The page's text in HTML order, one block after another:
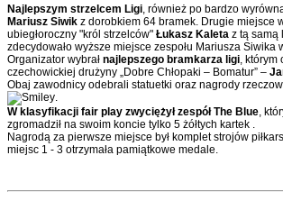
Najlepszym strzelcem Ligi, również po bardzo
Mariusz Siwik z dorobkiem 64 bramek. Drugie miejsce
ubiegłoroczny "król strzelców" Łukasz Kaleta z tą samą
zdecydowało wyższe miejsce zespołu Mariusza Siwika
Organizator wybrał najlepszego bramkarza ligi, którym
czechowickiej drużyny „Dobre Chłopaki – Bomatur” –
Obaj zawodnicy odebrali statuetki oraz nagrody
.
W klasyfikacji fair play zwyciężył zespół The Blue,
zgromadził na swoim koncie tylko 5 żółtych kartek .
Nagrodą za pierwsze miejsce był komplet strojów
miejsc 1 - 3 otrzymała pamiątkowe medale.